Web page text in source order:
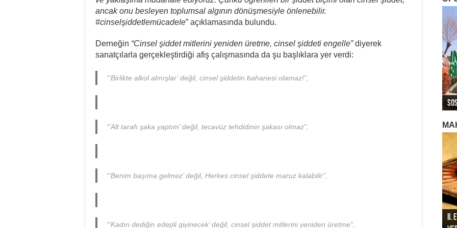
ancak onu besleyen toplumsal algının dönüşmesiyle önlenebilir.
#cinselşiddetlemücadele” açıklamasında bulundu.
Derneğin “Cinsel şiddet mitlerini yeniden üretme, cinsel şiddeti engelle”diyerek
sanatçılarla gerçekleştirdiği afiş çalışmasında da şu başlıklara yer verdi:
“’Birlikte alkol almışlar’ değil, cinsel şiddetin bahanesi olamaz!”,
“’Alt tarafı şaka yaptım’ değil, tecavüz tehdidinin şakası olmaz”,
“’Benim başıma gelmez’ değil, Herkes cinsel şiddete maruz kalabilir”,
“’Kadın dediğin edepli giyinecek’ değil, cinsel şiddet mitlerini yeniden üretme”,